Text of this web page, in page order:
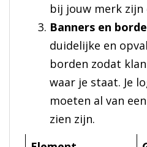
bij jouw merk zijn
Banners en
duidelijke en
borden zodat
waar je staat. Je
moeten al van
zien zijn.